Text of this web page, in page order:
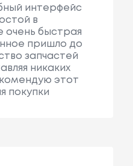
интерфейс
в
очень быстрая
пришло до
запчастей
никаких
этот
покупки